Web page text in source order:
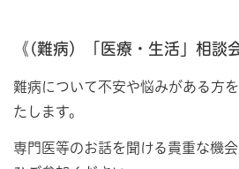
《(難病）「医療・生活」相談
難病について不安や悩みがある方
たします。
専門医等のお話を聞ける貴重な機